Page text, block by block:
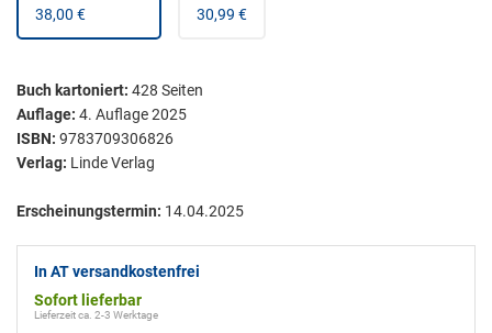
38,00 €
30,99 €
Buch kartoniert: 428 Seiten
Auflage: 4. Auflage 2025
ISBN: 9783709306826
Verlag: Linde Verlag
Erscheinungstermin: 14.04.2025
In AT versandkostenfrei
Sofort lieferbar
Lieferzeit ca. 2-3 Werktage